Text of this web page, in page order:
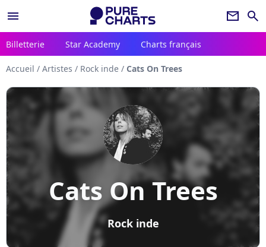
menu newsletter search
Billetterie Star Academy Charts français
Accueil / Artistes / Rock inde / Cats On Trees
Cats On Trees
Rock inde